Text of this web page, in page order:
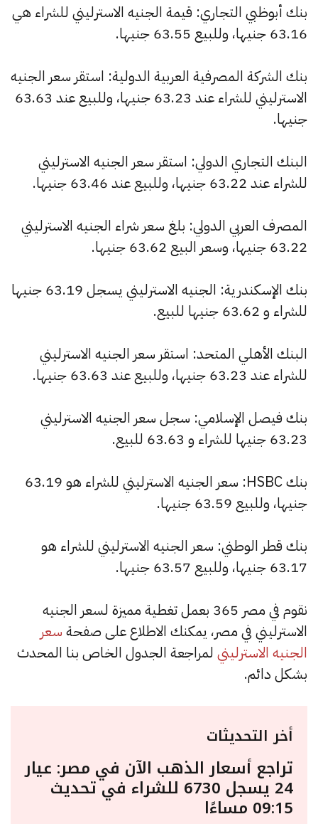
بنك أبوظبي التجاري: قيمة الجنيه الاسترليني للشراء هي
63.16 جنيها، وللبيع 63.55 جنيها.
بنك الشركة المصرفية العربية الدولية: استقر سعر الجنيه
الاسترليني للشراء عند 63.23 جنيها، وللبيع عند 63.63
جنيها.
البنك التجاري الدولي: استقر سعر الجنيه الاسترليني
للشراء عند 63.22 جنيها، وللبيع عند 63.46 جنيها.
المصرف العربي الدولي: بلغ سعر شراء الجنيه الاسترليني
63.22 جنيها، وسعر البيع 63.62 جنيها.
بنك الإسكندرية: الجنيه الاسترليني يسجل 63.19 جنيها
للشراء و 63.62 جنيها للبيع.
البنك الأهلي المتحد: استقر سعر الجنيه الاسترليني
للشراء عند 63.23 جنيها، وللبيع عند 63.63 جنيها.
بنك فيصل الإسلامي: سجل سعر الجنيه الاسترليني
63.23 جنيها للشراء و 63.63 للبيع.
بنك HSBC: سعر الجنيه الاسترليني للشراء هو 63.19
جنيها، وللبيع 63.59 جنيها.
بنك قطر الوطني: سعر الجنيه الاسترليني للشراء هو
63.17 جنيها، وللبيع 63.57 جنيها.
نقوم في مصر 365 بعمل تغطية مميزة لسعر الجنيه
الاسترليني في مصر، يمكنك الاطلاع على صفحة سعر
الجنيه الاسترليني لمراجعة الجدول الخاص بنا المحدث
بشكل دائم.
أخر التحديثات
تراجع أسعار الذهب الآن في مصر: عيار
24 يسجل 6730 للشراء في تحديث
09:15 مساءًا